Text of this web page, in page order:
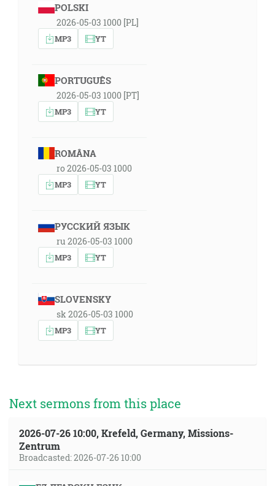
POLSKI
2026-05-03 1000 [PL]
MP3 YT
PORTUGUÊS
2026-05-03 1000 [PT]
MP3 YT
ROMÂNA
ro 2026-05-03 1000
MP3 YT
РУССКИЙ ЯЗЫК
ru 2026-05-03 1000
MP3 YT
SLOVENSKY
sk 2026-05-03 1000
MP3 YT
Next sermons from this place
2026-07-26 10:00, Krefeld, Germany, Missions-
Zentrum
Broadcasted: 2026-07-26 10:00